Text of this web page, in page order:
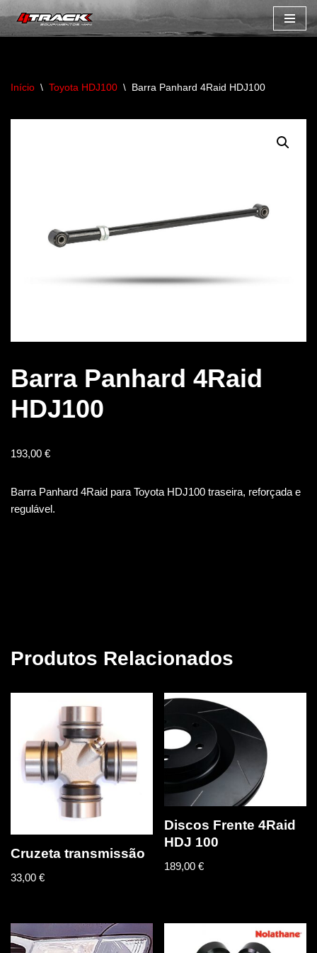
Avançar
conteúdo
Início \ Toyota HDJ100 \ Barra Panhard 4Raid HDJ100
Barra Panhard 4Raid
HDJ100
193,00 €
Barra Panhard 4Raid para Toyota HDJ100 traseira, reforçada e
regulável.
Produtos Relacionados
Cruzeta transmissão
33,00 €
Discos Frente 4Raid
HDJ 100
189,00€